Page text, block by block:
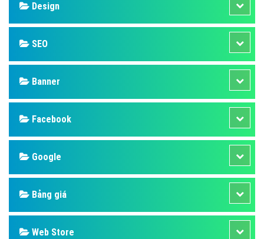
Design
SEO
Banner
Facebook
Google
Bảng giá
Web Store